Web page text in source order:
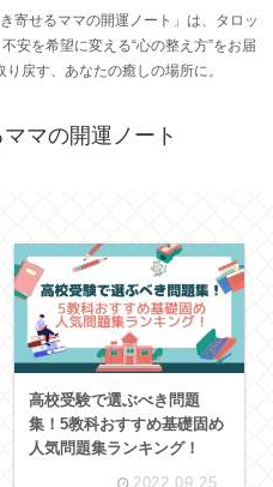
寄せるママの開運ノート」は、タロッ
安を希望に変える“心の整え方”をお届
戻す、あなたの癒しの場所に。
マの開運ノート
高校受験で選ぶべき問題
集！5教科おすすめ基礎固め
人気問題集ランキング！
2022.09.25